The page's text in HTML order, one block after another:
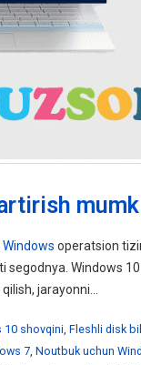
Windows operatsion
Windows
jarayonni...
10 shovqini, Fleshli disk
7, Noutbuk uchun